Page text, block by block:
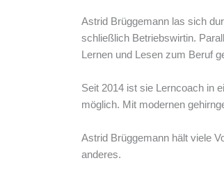
Astrid Brüggemann las sich
schließlich Betriebswirtin.
Lernen und Lesen zum Beruf
Seit 2014 ist sie Lerncoach in
möglich. Mit modernen
Astrid Brüggemann hält viele
anderes.